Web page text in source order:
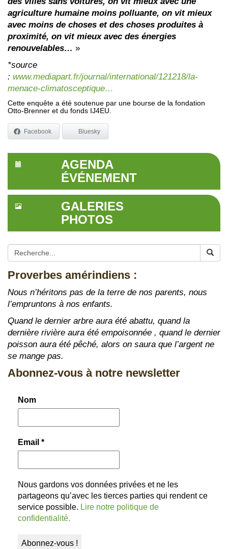
agriculture humaine moins polluante, on vit mieux
avec moins de choses et des choses produites à
proximité, on vit mieux avec des énergies
renouvelables… »
*source
: www.mediapart.fr/journal/international/121218/la-
menace-climatosceptique…
Cette enquête a été soutenue par une bourse de la fondation
Otto-Brenner et du fonds IJ4EU.
Facebook Bluesky
AGENDA
ÉVÉNEMENT
GALERIES
PHOTOS
Proverbes amérindiens :
Nous n’héritons pas de la terre de nos parents, nous
l’empruntons à nos enfants.
Quand le dernier arbre aura été abattu, quand la
dernière rivière aura été empoisonnée , quand le dernier
poisson aura été pêché, alors on saura que l’argent ne
se mange pas.
Abonnez-vous à notre newsletter
Nom
Email *
Nous gardons vos données privées et ne les
partageons qu’avec les tierces parties qui rendent ce
service possible. Lire notre politique de
confidentialité.